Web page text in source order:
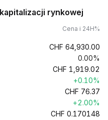
rynkowej
Cena i 24H%
CHF 64,930.00
0.00%
CHF 1,919.02
+0.10%
CHF 76.37
+2.00%
CHF 0.170148